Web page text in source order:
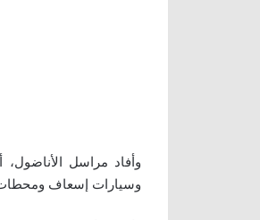
وسيارات إسعاف ومحطات